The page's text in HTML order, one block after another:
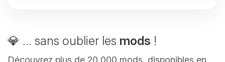
💎 ... sans oublier les mods !
Découvrez plus de 20 000 mods, disponibles en